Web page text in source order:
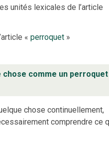
unités lexicales de l’article
« perroquet»
comme un
chose continuellement,
comprendre ce